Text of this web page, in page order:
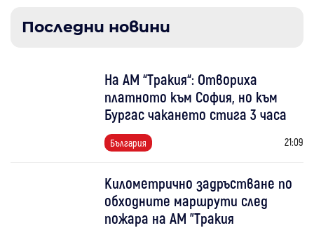
Последни новини
На АМ “Тракия“: Отвориха
платното към София, но към
Бургас чакането стига 3 часа
България 21:09
Километрично задръстване по
обходните маршрути след
пожара на АМ "Тракия